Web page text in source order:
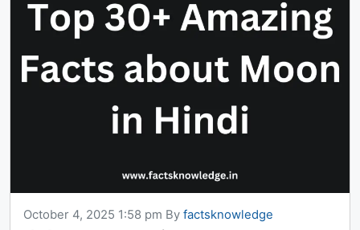
October 4, 2025 1:58 pm By factsknowledge